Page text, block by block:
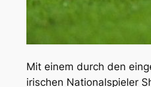
Mit einem durch den
irischen Nationalspieler